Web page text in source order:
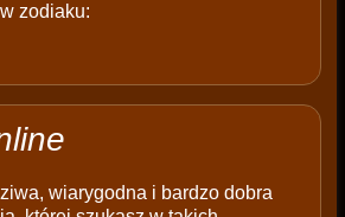
zodiaku:
wiarygodna i bardzo dobra